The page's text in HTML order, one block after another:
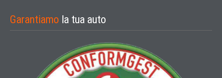
Garantiamo la tua auto